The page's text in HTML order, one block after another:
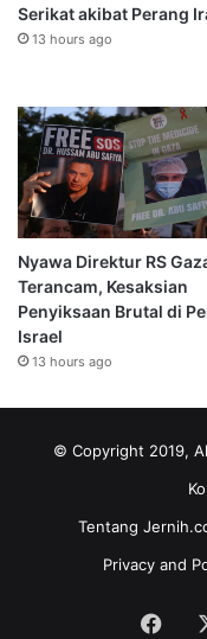
Serikat akibat Perang
13 hours ago
Nyawa Direktur RS
Terancam, Kesaksian
Penyiksaan Brutal di
Israel
13 hours ago
© Copyright 2019,
Tentang
Privacy and